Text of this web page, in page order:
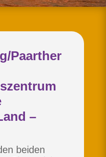
Paarther
–
beiden